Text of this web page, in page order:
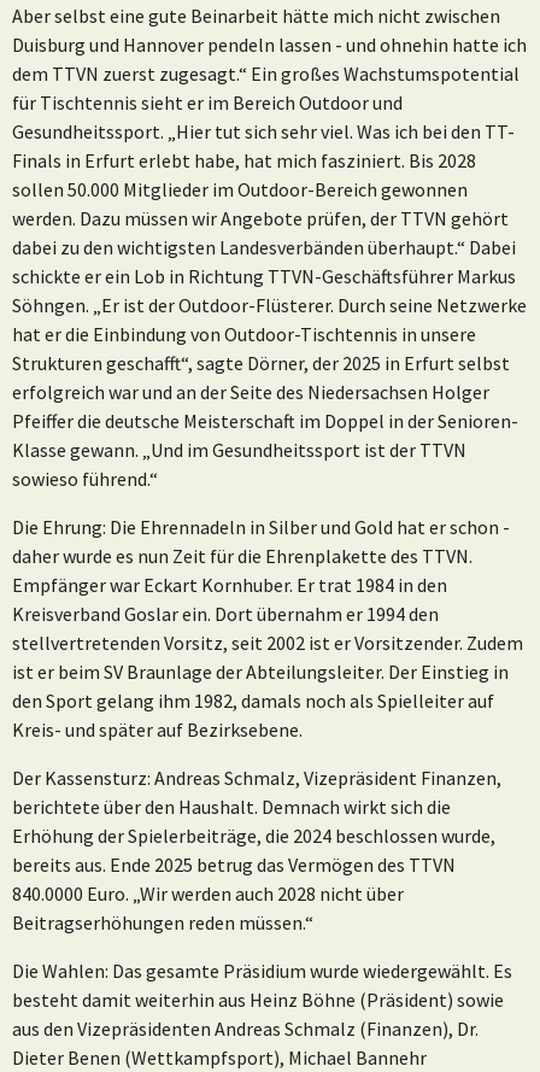
Aber selbst eine gute Beinarbeit hätte mich nicht zwischen
Duisburg und Hannover pendeln lassen - und ohnehin hatte ich
dem TTVN zuerst zugesagt.“ Ein großes Wachstumspotential
für Tischtennis sieht er im Bereich Outdoor und
Gesundheitssport. „Hier tut sich sehr viel. Was ich bei den TT-
Finals in Erfurt erlebt habe, hat mich fasziniert. Bis 2028
sollen 50.000 Mitglieder im Outdoor-Bereich gewonnen
werden. Dazu müssen wir Angebote prüfen, der TTVN gehört
dabei zu den wichtigsten Landesverbänden überhaupt.“ Dabei
schickte er ein Lob in Richtung TTVN-Geschäftsführer Markus
Söhngen. „Er ist der Outdoor-Flüsterer. Durch seine Netzwerke
hat er die Einbindung von Outdoor-Tischtennis in unsere
Strukturen geschafft“, sagte Dörner, der 2025 in Erfurt selbst
erfolgreich war und an der Seite des Niedersachsen Holger
Pfeiffer die deutsche Meisterschaft im Doppel in der Senioren-
Klasse gewann. „Und im Gesundheitssport ist der TTVN
sowieso führend.“
Die Ehrung: Die Ehrennadeln in Silber und Gold hat er schon -
daher wurde es nun Zeit für die Ehrenplakette des TTVN.
Empfänger war Eckart Kornhuber. Er trat 1984 in den
Kreisverband Goslar ein. Dort übernahm er 1994 den
stellvertretenden Vorsitz, seit 2002 ist er Vorsitzender. Zudem
ist er beim SV Braunlage der Abteilungsleiter. Der Einstieg in
den Sport gelang ihm 1982, damals noch als Spielleiter auf
Kreis- und später auf Bezirksebene.
Der Kassensturz: Andreas Schmalz, Vizepräsident Finanzen,
berichtete über den Haushalt. Demnach wirkt sich die
Erhöhung der Spielerbeiträge, die 2024 beschlossen wurde,
bereits aus. Ende 2025 betrug das Vermögen des TTVN
840.0000 Euro. „Wir werden auch 2028 nicht über
Beitragserhöhungen reden müssen.“
Die Wahlen: Das gesamte Präsidium wurde wiedergewählt. Es
besteht damit weiterhin aus Heinz Böhne (Präsident) sowie
aus den Vizepräsidenten Andreas Schmalz (Finanzen), Dr.
Dieter Benen (Wettkampfsport), Michael Bannehr